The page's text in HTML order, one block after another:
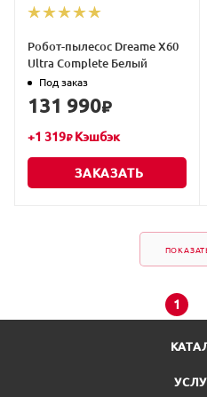
Робот-пылесос Dreame X60
Ultra Complete Белый
Под заказ
131 990₽
+1 319₽Кэшбэк
ЗАКАЗАТЬ
1